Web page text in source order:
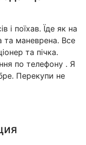
поїхав. Їде як на
та маневрена. Все
та пічка.
по телефону . Я
Перекупи не